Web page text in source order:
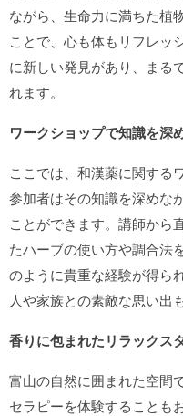
ながら、生命力に満ちた植
ことで、心も体もリフレッ
に新しい発見があり、まる
れます。
ワークショップで知識を深
ここでは、和漢薬に関する
参加者はその知識を深めな
ことができます。講師から
たハーブの使い方や調合法
のように貴重な経験が得ら
人や家族との素敵な思い出
香りに包まれたリラックス
富山の自然に囲まれた空間
セラピーを体験することも